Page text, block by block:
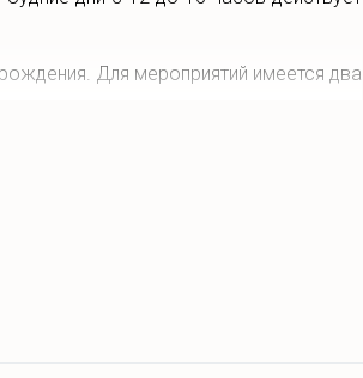
Для мероприятий имеется два